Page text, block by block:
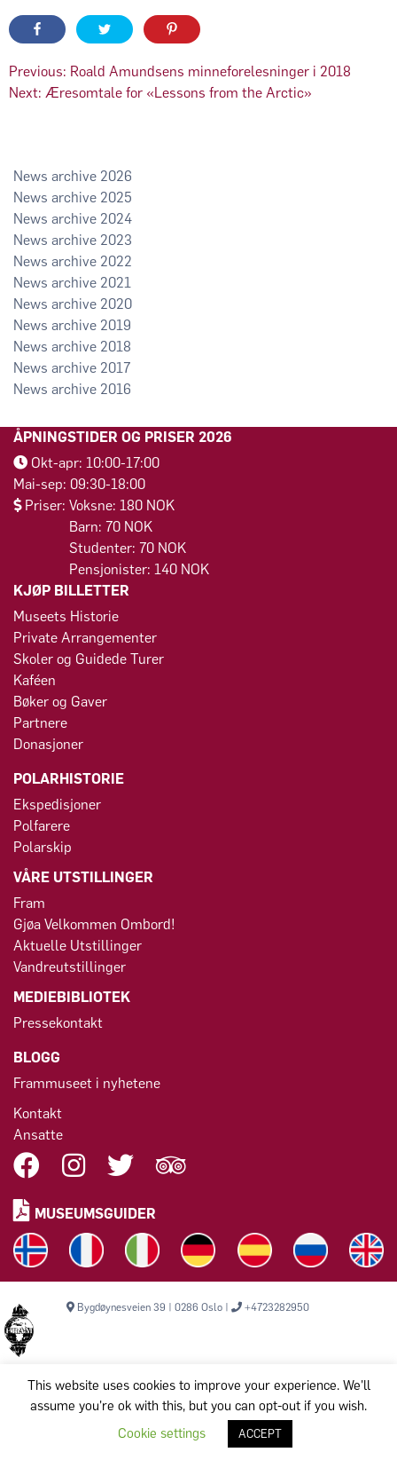
Innleggsnavigasjon
Previous: Roald Amundsens minneforelesninger i 2018
Next: Æresomtale for «Lessons from the Arctic»
2026
2025
2024
2023
2022
2021
2020
2019
2018
2017
2016
ÅPNINGSTIDER OG PRISER 2026
Okt-apr: 10:00-17:00
Mai-sep: 09:30-18:00
Priser: Voksne: 180 NOK
Barn: 70 NOK
Studenter: 70 NOK
Pensjonister: 140 NOK
KJØP BILLETTER
Museets Historie
Private Arrangementer
Skoler og Guidede Turer
Kaféen
Bøker og Gaver
Partnere
Donasjoner
POLARHISTORIE
Ekspedisjoner
Polfarere
Polarskip
VÅRE UTSTILLINGER
Fram
Gjøa Velkommen Ombord!
Aktuelle Utstillinger
Vandreutstillinger
MEDIEBIBLIOTEK
Pressekontakt
BLOGG
Frammuseet i nyhetene
Kontakt
Ansatte
MUSEUMSGUIDER
Bygdøynesveien 39 | 0286 Oslo | +4723282950
Opphavsrett © 2026 Frammuseet. Alle rettigheter reservert.
Komiteen til bevarelse av Polarskipet Fram (Frammuseet) STI
This website uses cookies to improve your experience. We'll
assume you're ok with this, but you can opt-out if you wish.
Cookie settings
ACCEPT